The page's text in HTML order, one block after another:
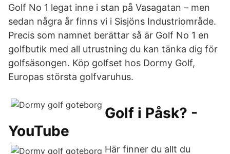
Golf No 1 legat inne i stan på Vasagatan – men
sedan några år finns vi i Sisjöns Industriområde.
Precis som namnet berättar så är Golf No 1 en
golfbutik med all utrustning du kan tänka dig för
golfsäsongen. Köp golfset hos Dormy Golf,
Europas största golfvaruhus.
Golf i Påsk? -
YouTube
Här finner du allt du